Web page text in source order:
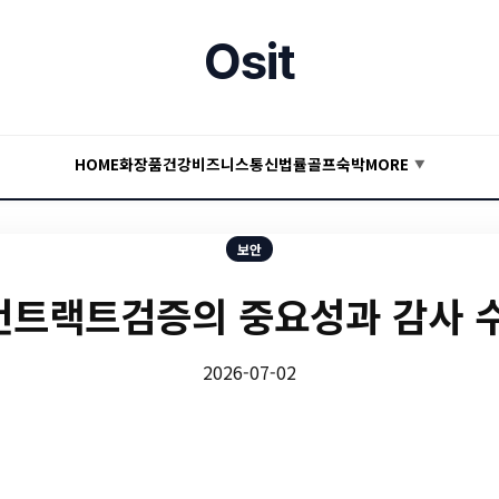
Osit
HOME화장품건강비즈니스통신법률골프숙박MORE ▼
보안
랙트검증의 중요성과 감사
2026-07-02